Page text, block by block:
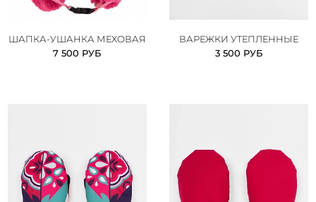
ШАПКА-УШАНКА МЕХОВАЯ
7 500 РУБ
ВАРЕЖКИ УТЕПЛЕННЫЕ
3 500 РУБ